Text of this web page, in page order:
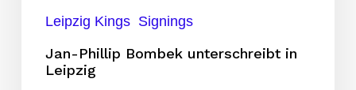
Leipzig Kings Signings
Jan-Phillip Bombek unterschreibt in
Leipzig